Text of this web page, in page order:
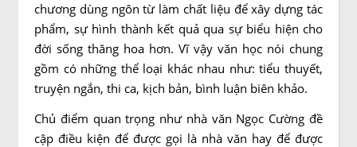
chương dùng ngôn từ làm chất liệu để xây dựng tác
phẩm, sự hình thành kết quả qua sự biểu hiện cho
đời sống thăng hoa hơn. Vĩ vậy văn học nói chung
gồm có những thể loại khác nhau như: tiểu thuyết,
truyện ngắn, thi ca, kịch bản, bình luận biên khảo.
Chủ điểm quan trọng như nhà văn Ngọc Cường đề
cập điều kiện để được gọi là nhà văn hay để được